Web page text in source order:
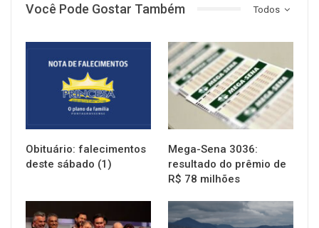
Todos
Você Pode Gostar Também
Obituário: falecimentos
deste sábado (1)
NOTÍCIAS
Mega-Sena 3036:
resultado do prêmio de
R$ 78 milhões
NOTÍCIAS SAÚDE